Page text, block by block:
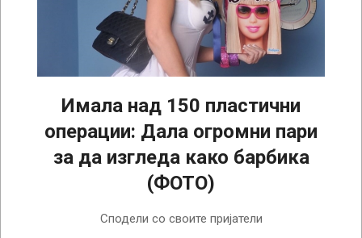
Имала над 150 пластични
операции: Дала огромни пари
за да изгледа како барбика
(ФОТО)
Сподели со своите пријатели